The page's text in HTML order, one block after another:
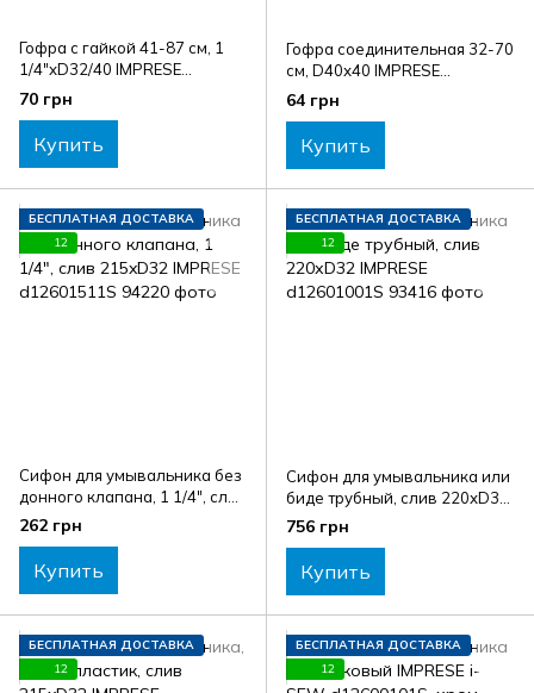
Гофра с гайкой 41-87 см, 1
1/4"хD32/40 IMPRESE
w14100211G
70 грн
Купить
Гофра соединительная 32-70
см, D40х40 IMPRESE
w14100311G
64 грн
Купить
БЕСПЛАТНАЯ ДОСТАВКА
12
Сифон для умывальника без
донного клапана, 1 1/4", слив
215xD32 IMPRESE
d12601511S
262 грн
Купить
БЕСПЛАТНАЯ ДОСТАВКА
12
Сифон для умывальника или
биде трубный, слив 220хD32
IMPRESE d12601001S
756 грн
Купить
БЕСПЛАТНАЯ ДОСТАВКА
12
БЕСПЛАТНАЯ ДОСТАВКА
12